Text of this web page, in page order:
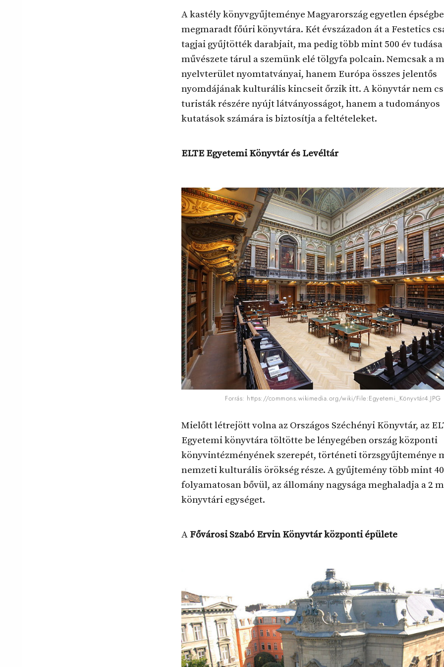
A kastély könyvgyűjteménye Magyarország egyetlen
megmaradt főúri könyvtára. Két évszázadon át a Festetics
tagjai gyűjtötték darabjait, ma pedig több mint 500 év tudása
művészete tárul a szemünk elé tölgyfa polcain. Nemcsak a
nyelvterület nyomtatványai, hanem Európa összes jelentős
nyomdájának kulturális kincseit őrzik itt. A könyvtár nem
turisták részére nyújt látványosságot, hanem a tudományos
kutatások számára is biztosítja a feltételeket.
ELTE Egyetemi Könyvtár és Levéltár
Forrás: https://commons.wikimedia.org/wiki/File:Egyetemi_Könyvtár4.JPG
Mielőtt létrejött volna az Országos Széchényi Könyvtár, az
Egyetemi könyvtára töltötte be lényegében ország központi
könyvintézményének szerepét, történeti törzsgyűjteménye
nemzeti kulturális örökség része. A gyűjtemény több mint
folyamatosan bővül, az állomány nagysága meghaladja a 2
könyvtári egységet.
A Fővárosi Szabó Ervin Könyvtár központi épülete